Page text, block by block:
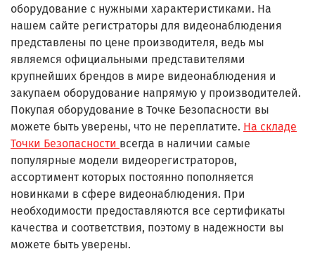
оборудование с нужными характеристиками. На
нашем сайте регистраторы для видеонаблюдения
представлены по цене производителя, ведь мы
являемся официальными представителями
крупнейших брендов в мире видеонаблюдения и
закупаем оборудование напрямую у производителей.
Покупая оборудование в Точке Безопасности вы
можете быть уверены, что не переплатите. На складе
Точки Безопасности всегда в наличии самые
популярные модели видеорегистраторов,
ассортимент которых постоянно пополняется
новинками в сфере видеонаблюдения. При
необходимости предоставляются все сертификаты
качества и соответствия, поэтому в надежности вы
можете быть уверены.